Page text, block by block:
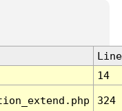
Line
14
324